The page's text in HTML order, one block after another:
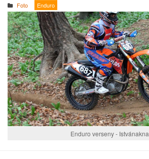
Foto Enduro
Enduro verseny - Istvánakna